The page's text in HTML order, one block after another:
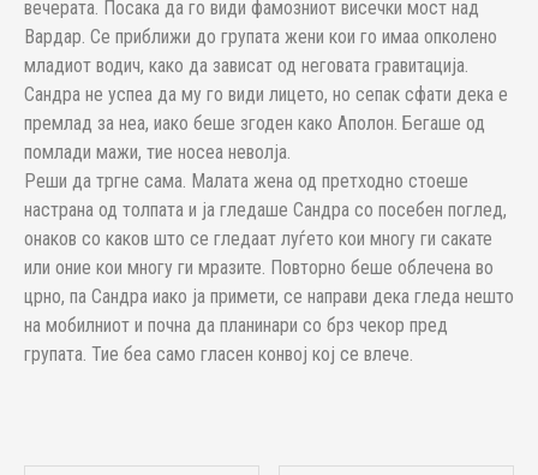
вечерата. Посака да го види фамозниот висечки мост над
Вардар. Се приближи до групата жени кои го имаа опколено
младиот водич, како да зависат од неговата гравитација.
Сандра не успеа да му го види лицето, но сепак сфати дека е
премлад за неа, иако беше згоден како Аполон. Бегаше од
помлади мажи, тие носеа неволја.
Реши да тргне сама. Малата жена од претходно стоеше
настрана од толпата и ја гледаше Сандра со посебен поглед,
онаков со каков што се гледаат луѓето кои многу ги сакате
или оние кои многу ги мразите. Повторно беше облечена во
црно, па Сандра иако ја примети, се направи дека гледа нешто
на мобилниот и почна да планинари со брз чекор пред
групата. Тие беа само гласен конвој кој се влече.